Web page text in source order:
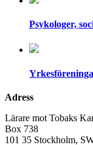
Psykologer,
Adress
Lärare mot Tobaks
Box 738
101 35 Stockholm,